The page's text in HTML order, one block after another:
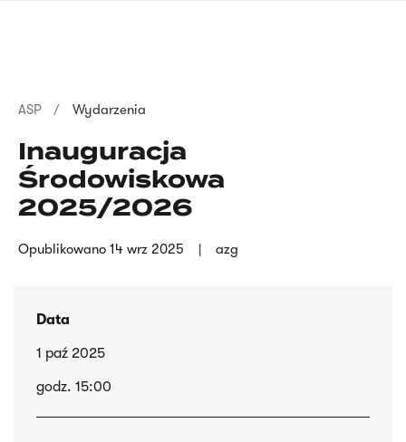
Ścieżka
nawigacyjna
ASP Wydarzenia
Inauguracja
Środowiskowa
2025/2026
Opublikowano 14 wrz 2025 azg
Data
1 paź 2025
godz. 15:00